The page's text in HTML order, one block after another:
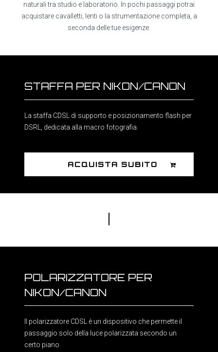
naturali tra studio e laboratorio. In pochi passaggi potrai
acquistare cavalletti, lenti o la strumentazione completa, a
seconda delle tue esigenze.
STAFFA PER NIKON/CANON
La staffa CDSL di supporto e posizionamento flash per
DSRL, dedicata alla macro fotografia.
ACQUISTA SUBITO
POLARIZZATORE PER
NIKON/CANON
Il polarizzatore CDSL è un dispositivo che permette il
passaggio solo della luce polarizzata secondo un
certo piano.